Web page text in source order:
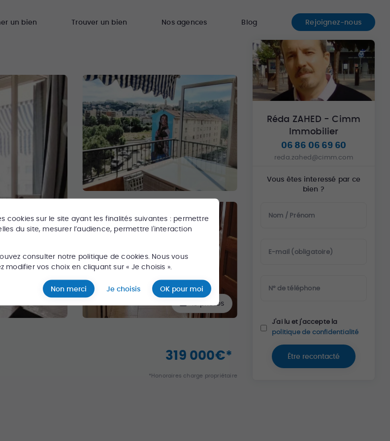
cookies sur le site ayant les finalités suivantes : permettre
du site, mesurer l’audience, permettre l'interaction
consulter notre politique de cookies. Nous vous
modifier vos choix en cliquant sur « Je choisis ».
Non merci Je choisis OK pour moi
un bien Trouver un bien Nos agences Blog Rejoignez-nous
13photos
319 000€*
*Honoraires charge propriétaire
Réda ZAHED - Cimm
Immobilier
06 86 06 69 60
reda.zahed@cimm.com
Vous êtes interessé par ce
bien ?
Nom / Prénom
E-mail (obligatoire)
N° de téléphone
J'ai lu et j'accepte la
politique de confidentialité
Être recontacté